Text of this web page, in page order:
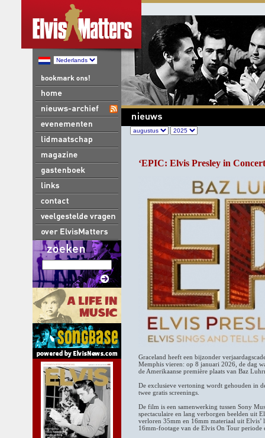
‘EPIC: Elvis Presley in
Graceland heeft een bijzonder
Memphis vieren: op 8 januari 2026, de dag
de Amerikaanse première plaats van Baz
De exclusieve vertoning wordt gehouden in
twee gratis screenings.
De film is een samenwerking tussen Sony
spectaculaire en lang verborgen beelden uit
verloren 35mm en 16mm materiaal uit Elvis’
16mm-footage van de Elvis On Tour